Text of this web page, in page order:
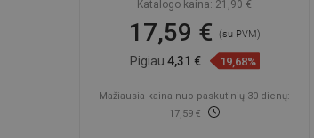
Katalogo kaina: 21,90 €
17,59 € (su PVM)
Pigiau4,31 € 19,68%
Mažiausia kaina nuo paskutinių 30 dienų:
17,59 €